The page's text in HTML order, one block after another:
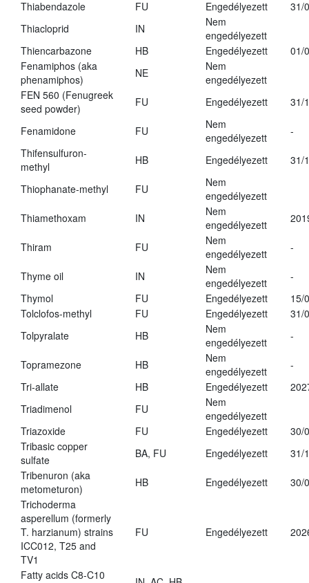
Thiabendazole
FU Engedélyezett
31/
Thiacloprid
IN
Nem
engedélyezett
Thiencarbazone
HB Engedélyezett
01/
Fenamiphos (aka
phenamiphos)
NE
Nem
engedélyezett
FEN 560 (Fenugreek
seed powder)
FU Engedélyezett 31/
Fenamidone FU
Nem
engedélyezett
-
Thifensulfuron-
methyl
HB Engedélyezett 31/
Thiophanate-methyl FU
Nem
engedélyezett
Thiamethoxam
IN
Nem
engedélyezett
Thiram FU
Nem
engedélyezett
-
Thyme oil IN
Nem
engedélyezett
-
Thymol
FU Engedélyezett
15/
Tolclofos-methyl
FU Engedélyezett
31/
Tolpyralate
HB
Nem
engedélyezett
-
Topramezone HB
Nem
engedélyezett
-
Tri-allate
HB Engedélyezett
Triadimenol
FU
Nem
engedélyezett
Triazoxide
FU Engedélyezett
30/
Tribasic copper
sulfate
BA, FU Engedélyezett
31/
Tribenuron (aka
metometuron)
HB Engedélyezett
30/
Trichoderma
asperellum (formerly
T. harzianum) strains
ICC012, T25 and
TV1
FU Engedélyezett
Fatty acids C8-C10